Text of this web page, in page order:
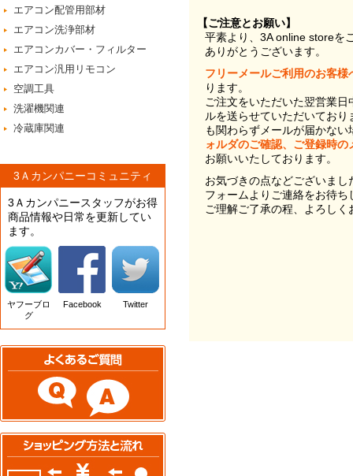
エアコン配管用部材
エアコン洗浄部材
エアコンカバー・フィルター
エアコン汎用リモコン
空調工具
洗濯機関連
冷蔵庫関連
3Ａカンパニーコミュニティ
3Ａカンパニースタッフがお得
商品情報や日常を更新してい
ます。
ヤフーブロ
グ
Facebook Twitter
【ご注意とお願い】
平素より、3A online storeを
ありがとうございます。
フリーメールご利用のお客様
ります。
ご注文をいただいた翌営業
ルを送らせていただいてお
も関わらずメールが届かない
ォルダのご確認、ご登録時
お願いいたしております。
お気づきの点などございま
フォームよりご連絡をお待ち
ご理解ご了承の程、よろし